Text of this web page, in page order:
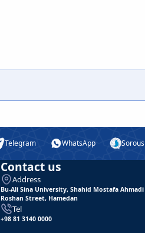
Telegram WhatsApp
Contact us
Address
Bu-Ali Sina University, Shahid Mostafa Ahmadi
Roshan Street, Hamedan
Tel
+98 81 3140 0000